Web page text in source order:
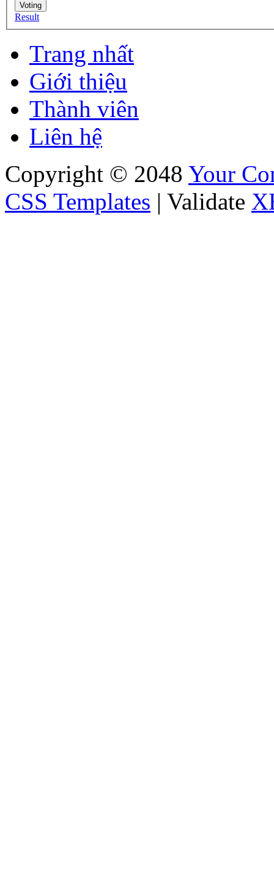
Result
Trang nhất
Giới thiệu
Thành viên
Liên hệ
Copyright © 2048 Your
CSS Templates | Validate